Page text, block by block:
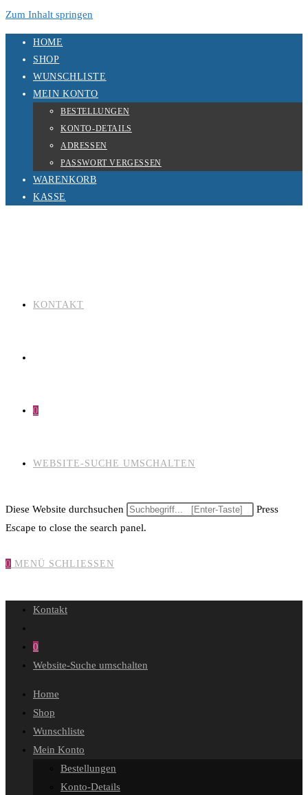
Zum Inhalt springen
HOME
SHOP
WUNSCHLISTE
MEIN KONTO
BESTELLUNGEN
KONTO-DETAILS
ADRESSEN
PASSWORT VERGESSEN
WARENKORB
KASSE
KONTAKT
0
WEBSITE-SUCHE UMSCHALTEN
Diese Website durchsuchen
Press
Escape to close the search panel.
0 MENÜ SCHLIESSEN
Kontakt
0
Website-Suche umschalten
Home
Shop
Wunschliste
Mein Konto
Bestellungen
Konto-Details